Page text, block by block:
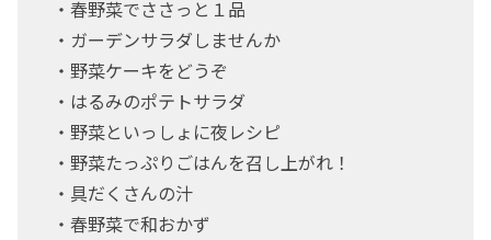
・春野菜でささっと１品
・ガーデンサラダしませんか
・野菜ケーキをどうぞ
・はるみのポテトサラダ
・野菜といっしょに夜レシピ
・野菜たっぷりごはんを召し上がれ！
・具だくさんの汁
・春野菜で和おかず